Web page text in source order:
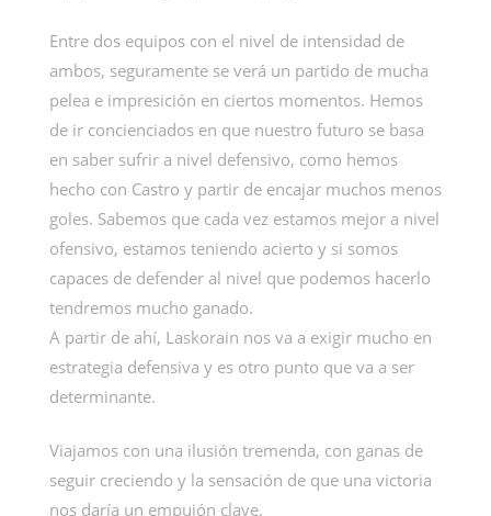
Entre dos equipos con el nivel de intensidad de
ambos, seguramente se verá un partido de mucha
pelea e impresición en ciertos momentos. Hemos
de ir concienciados en que nuestro futuro se basa
en saber sufrir a nivel defensivo, como hemos
hecho con Castro y partir de encajar muchos menos
goles. Sabemos que cada vez estamos mejor a nivel
ofensivo, estamos teniendo acierto y si somos
capaces de defender al nivel que podemos hacerlo
tendremos mucho ganado.
A partir de ahí, Laskorain nos va a exigir mucho en
estrategia defensiva y es otro punto que va a ser
determinante.
Viajamos con una ilusión tremenda, con ganas de
seguir creciendo y la sensación de que una victoria
nos daría un empujón clave.